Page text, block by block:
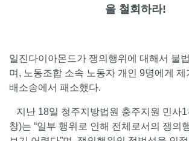
을 철회하라!
일진다이아몬드가 쟁의행위에 대해서 불
며, 노동조합 소속 노동자 개인 9명에게
배소송에서 패소했다.
지난 18일 청주지방법원 충주지원 민사
창)는 “일부 행위로 인해 전체로서의 쟁의